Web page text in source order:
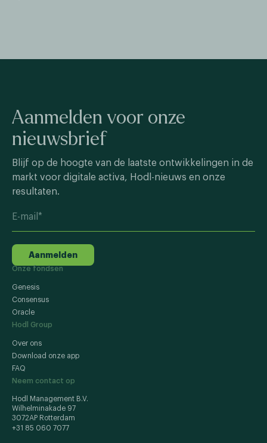
Aanmelden voor onze
nieuwsbrief
Blijf op de hoogte van de laatste ontwikkelingen in de
markt voor digitale activa, Hodl-nieuws en onze
resultaten.
Aanmelden
Onze fondsen
Genesis
Consensus
Oracle
Hodl Group
Over ons
Download onze app
FAQ
Neem contact op
Hodl Management B.V.
Wilhelminakade 97
3072AP Rotterdam
+31 85 060 7077